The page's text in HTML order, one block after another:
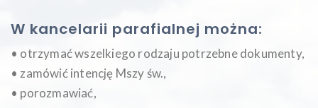
W kancelarii parafialnej można:
• otrzymać wszelkiego rodzaju potrzebne dokumenty,
• zamówić intencję Mszy św.,
• porozmawiać,